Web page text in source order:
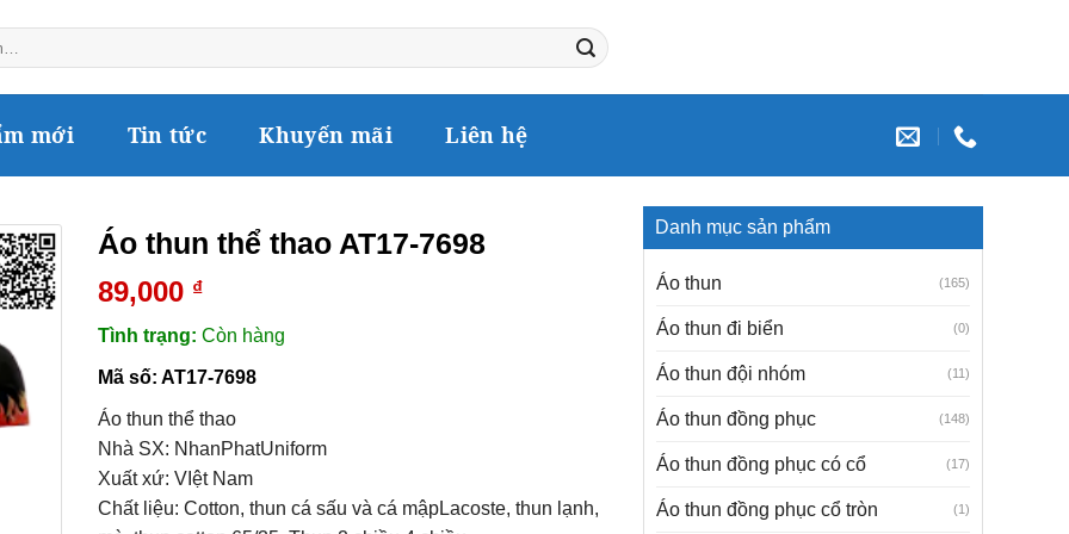
mới Tin tức Khuyến mãi Liên hệ
Danh mục sản phẩm
Áo thun (165)
Áo thun đi biển (0)
Áo thun đội nhóm (11)
Áo thun đồng phục (148)
Áo thun đồng phục có cổ (17)
Áo thun đồng phục cổ tròn (1)
Áo thun thể thao AT17-7698
89,000 ₫
Tình trạng: Còn hàng
Mã số: AT17-7698
Áo thun thể thao
Nhà SX: NhanPhatUniform
Xuất xứ: VIệt Nam
Chất liệu: Cotton, thun cá sấu và cá mậpLacoste, thun lạnh,